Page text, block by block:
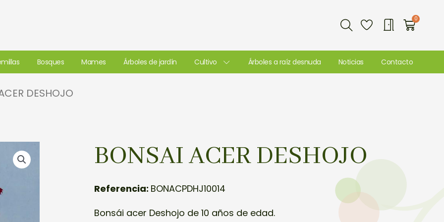
Buscar 0
Bosques Mames Árboles de jardín Cultivo Árboles a raíz desnuda Noticias Contacto
DESHOJO
BONSAI ACER DESHOJO
Referencia: BONACPDHJ10014
Bonsái acer Deshojo de 10 años de edad.